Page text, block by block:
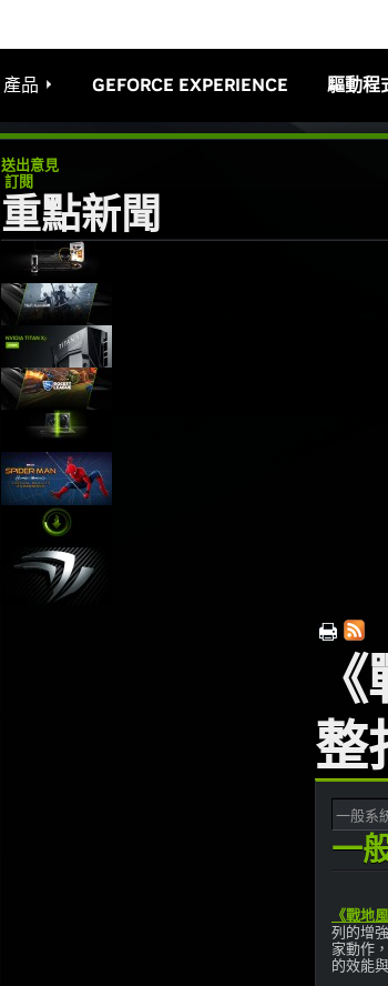
產品 GEFORCE EXPERIENCE 驅動程
送出意見
訂閱
重點新聞
整
一
《戰地
列的增
家動作
的效能